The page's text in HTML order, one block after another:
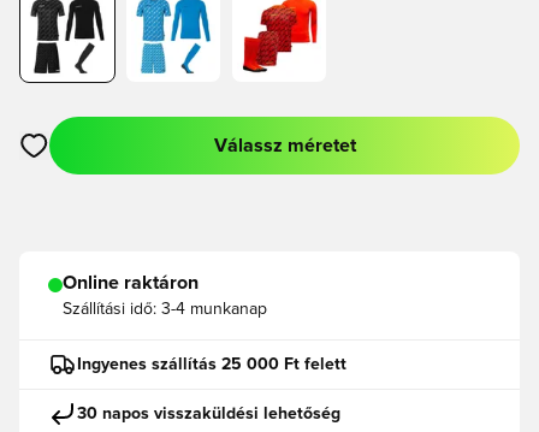
Megnyit egy modált a bejelentkezéshez vagy a tagként való
Válassz méretet
Online raktáron
Szállítási idő: 3-4 munkanap
Ingyenes szállítás 25 000 Ft felett
30 napos visszaküldési lehetőség